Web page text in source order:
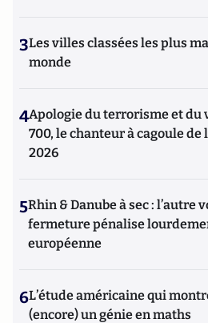
3Les villes classées les plus
monde
4Apologie du terrorisme et du
700, le chanteur à cagoule de
2026
5Rhin & Danube à sec : l’autre
fermeture pénalise
européenne
6L’étude américaine qui
(encore) un génie en maths